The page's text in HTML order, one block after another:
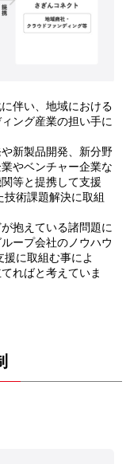
伴い、地域における
ング産業の担い手に
新製品開発、新分野
やベンチャー企業な
等と提携して支援
技術課題解決に取組
抱えている諸問題に
ープ会社のノウハウ
に取組む事によ
ればと考えていま